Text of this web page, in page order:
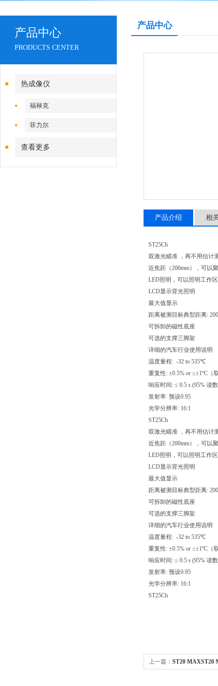
产品中心
PRODUCTS CENTER
热成像仪
福禄克
菲力尔
查看更多
产品中心
产品介绍 相
ST25Ch
双激光瞄准 ，再不用估计
近焦距（200mm），可以
LED照明，可以照明工作
LCD显示背光照明
最大值显示
距离被测目标典型距离:
可拆卸的磁性底座
可选的支撑三脚架
详细的汽车行业使用说明
温度量程: -32 to 535℃
重复性: ±0.5% or ≤±1ºC（
响应时间: ≤ 0.5 s (95% 读
发射率: 预设0.95
光学分辨率: 16:1
ST25Ch
双激光瞄准 ，再不用估计
近焦距（200mm），可以
LED照明，可以照明工作
LCD显示背光照明
最大值显示
距离被测目标典型距离:
可拆卸的磁性底座
可选的支撑三脚架
详细的汽车行业使用说明
温度量程: -32 to 535℃
重复性: ±0.5% or ≤±1ºC（
响应时间: ≤ 0.5 s (95% 读
发射率: 预设0.95
光学分辨率: 16:1
ST25Ch
上一篇： ST20 MAXST20